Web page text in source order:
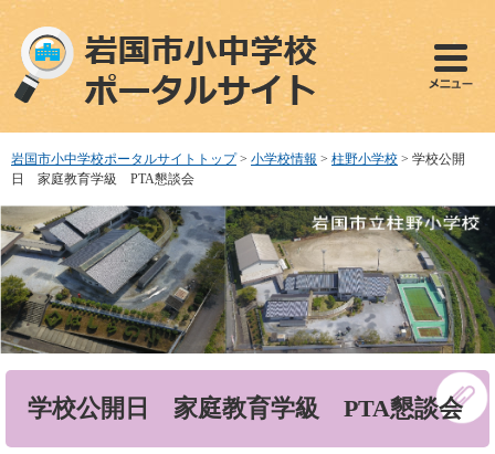
ペ
で
す
メ
ば
し
本
文
へ
岩国市小中学校ポータルサイトトップ > 小学校情報 > 柱野小学校 > 学校公開
日 家庭教育学級 PTA懇談会
学校公開日 家庭教育学級 PTA懇談会